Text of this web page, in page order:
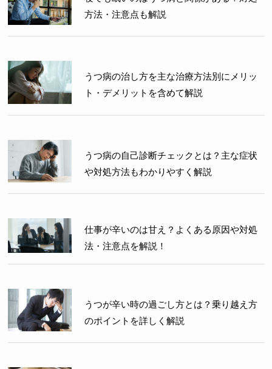
方法・注意点も解説
うつ病の治し方を主な治療方法別にメリッ
ト・デメリットを含めて解説
うつ病の自己診断チェックとは？主な症状
や対処方法もわかりやすく解説
仕事が辛いのは甘え？よくある原因や対処
法・注意点を解説！
うつが辛い時の過ごし方とは？乗り越え方
のポイントを詳しく解説